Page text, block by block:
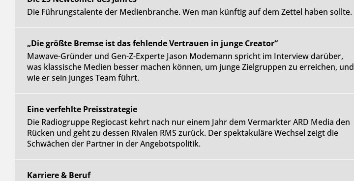
Die Führungstalente der Medienbranche. Wen man künftig auf dem Zettel haben sollte.
„Die größte Bremse ist das fehlende Vertrauen in junge Creator“
Mawave-Gründer und Gen-Z-Experte Jason Modemann spricht im Interview darüber,
was klassische Medien besser machen können, um junge Zielgruppen zu erreichen, und
wie er sein junges Team führt.
Eine verfehlte Preisstrategie
Die Radiogruppe Regiocast kehrt nach nur einem Jahr dem Vermarkter ARD Media den
Rücken und geht zu dessen Rivalen RMS zurück. Der spektakuläre Wechsel zeigt die
Schwächen der Partner in der Angebotspolitik.
Karriere & Beruf